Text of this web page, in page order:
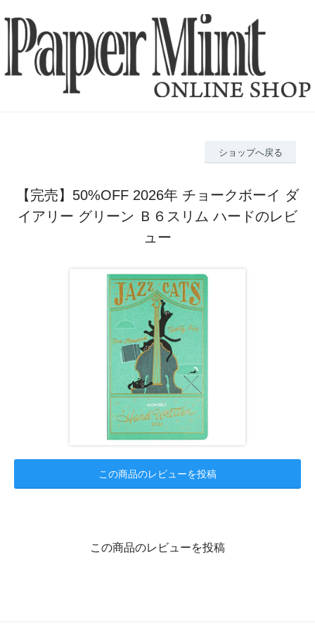
ショップへ戻る
【完売】50%OFF 2026年 チョークボーイ ダ
イアリー グリーン Ｂ６スリム ハードのレビ
ュー
この商品のレビューを投稿
この商品のレビューを投稿